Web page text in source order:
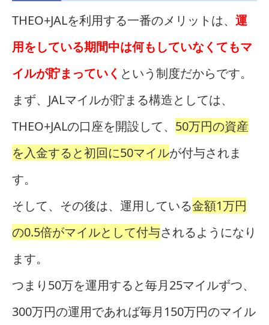
THEO+JALを利用する一番のメリットは、 運
用をしている期間中は何もしていなくてもマ
イルが貯まっていく という制度だからです。
まず、JALマイルが貯まる構造としては、
THEO+JALの口座を開設して、 50万円の資産
を入金すると初回に50マイルが付与されま
す。
そして、その後は、運用している金額1万円
の0.5倍がマイルとして付与されるようになり
ます。
つまり50万を運用すると毎月25マイルずつ、
300万円の運用であれば毎月150万円のマイル